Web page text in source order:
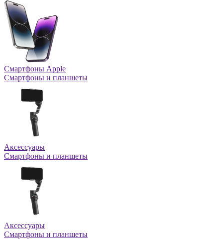
Смартфоны Apple
Смартфоны и планшеты
Аксессуары
Смартфоны и планшеты
Аксессуары
Смартфоны и планшеты